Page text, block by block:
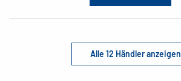
Alle 12 Händler anzeigen